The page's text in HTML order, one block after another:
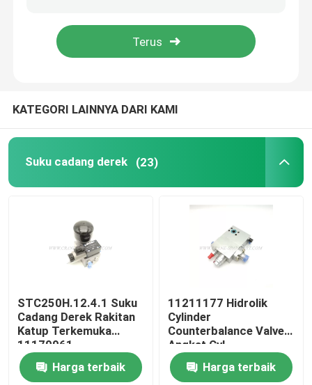
Suku Cadang Derek Hidrolik
Saringan Sany
Bagian Boom Derek
Lampu Derek
Suku Cadang Derek Zoomlion
KATEGORI LAINNYA DARI KAMI
Suku cadang derek (23)
STC250H.12.4.1 Suku
Cadang Derek Rakitan
Katup Terkemuka
11179961
Harga terbaik
11211177 Hidrolik
Cylinder
Counterbalance Valve
Angkat Cyl
STC750.4.1.19.10
Harga terbaik